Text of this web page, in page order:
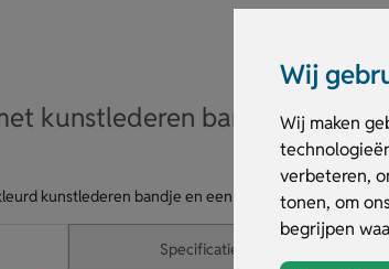
Wij
Wij maken
verbeteren,
tonen, om
begrijpen
kunstlederen bandje
kunstlederen bandje en een glanzend metalen
Specificaties